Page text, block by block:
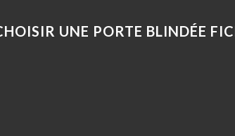
UNE PORTE BLINDÉE